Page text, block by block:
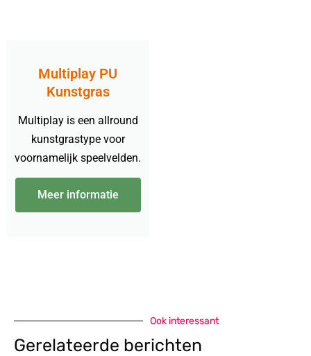
Multiplay PU
Kunstgras
Multiplay is een allround
kunstgrastype voor
voornamelijk speelvelden.
Meer informatie
Ook interessant
Gerelateerde berichten